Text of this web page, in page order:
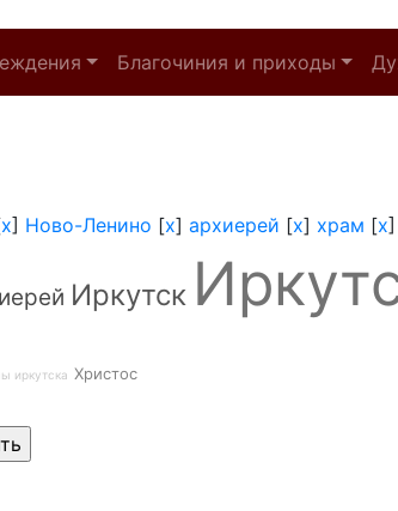
Благочиния и приходы
x] Ново-Ленино [x] архиерей [x] храм [x]
иерей Иркутск
иркутска Христос